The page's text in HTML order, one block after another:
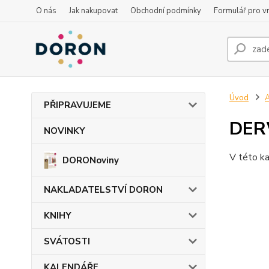
O nás Jak nakupovat Obchodní podmínky Formulář pro
PŘIPRAVUJEME
NOVINKY
DORONoviny
NAKLADATELSTVÍ DORON
KNIHY
SVÁTOSTI
Úvod
V této